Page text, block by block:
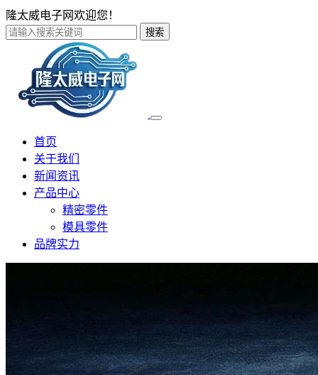
隆太威电子网欢迎您！
搜索
首页
关于我们
新闻资讯
产品中心
精密零件
模具零件
品牌实力